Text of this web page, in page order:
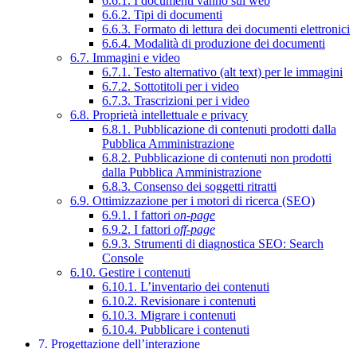
6.6.2. Tipi di documenti
6.6.3. Formato di lettura dei documenti elettronici
6.6.4. Modalità di produzione dei documenti
6.7. Immagini e video
6.7.1. Testo alternativo (alt text) per le immagini
6.7.2. Sottotitoli per i video
6.7.3. Trascrizioni per i video
6.8. Proprietà intellettuale e privacy
6.8.1. Pubblicazione di contenuti prodotti dalla
Pubblica Amministrazione
6.8.2. Pubblicazione di contenuti non prodotti
dalla Pubblica Amministrazione
6.8.3. Consenso dei soggetti ritratti
6.9. Ottimizzazione per i motori di ricerca (SEO)
6.9.1. I fattori on-page
6.9.2. I fattori off-page
6.9.3. Strumenti di diagnostica SEO: Search
Console
6.10. Gestire i contenuti
6.10.1. L’inventario dei contenuti
6.10.2. Revisionare i contenuti
6.10.3. Migrare i contenuti
6.10.4. Pubblicare i contenuti
7. Progettazione dell’interazione